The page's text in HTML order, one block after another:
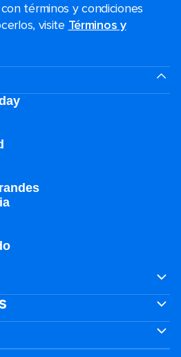
términos y condiciones
visite Términos y